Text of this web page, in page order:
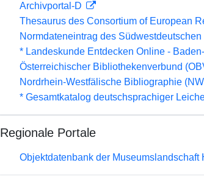
Archivportal-D
Thesaurus des Consortium of European
Normdateneintrag des
* Landeskunde Entdecken Online -
Österreichischer Bibliothekenverbund
Nordrhein-Westfälische Bibliographie
* Gesamtkatalog deutschsprachiger
Regionale Portale
Objektdatenbank der Museumslandschaft